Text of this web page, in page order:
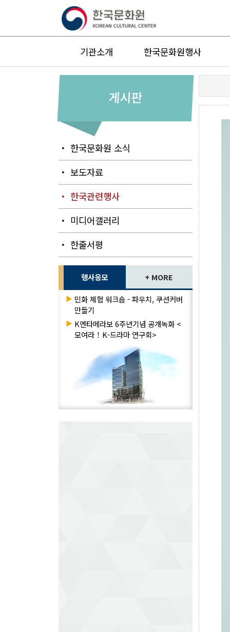
기관소개 한국문화원행사
게시판
・ 한국문화원 소식
・ 보도자료
・ 한국관련행사
・ 미디어갤러리
・ 한줄서평
행사응모 + MORE
▶ 민화 체험 워크숍 - 파우치, 쿠션커버
만들기
▶ K엔타메라보 6주년기념 공개녹화 <
모여라！K-드라마 연구회>